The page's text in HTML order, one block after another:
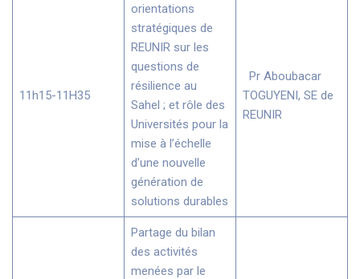
11h15-11H35
orientations
stratégiques de
REUNIR sur les
questions de
résilience au
Sahel ; et rôle des
Universités pour la
mise à l’échelle
d’une nouvelle
génération de
solutions durables
Pr Aboubacar
TOGUYENI, SE de
REUNIR
Partage du bilan
des activités
menées par le